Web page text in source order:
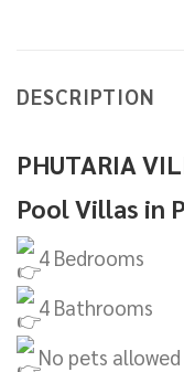
DESCRIPTION
PHUTARIA
Pool Villas in
4 Bedrooms
4 Bathrooms
No pets allowed